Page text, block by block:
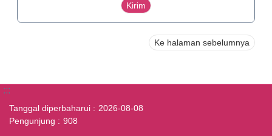
Ke halaman sebelumnya
:::
Tanggal diperbaharui
2026-08-08
Pengunjung
908